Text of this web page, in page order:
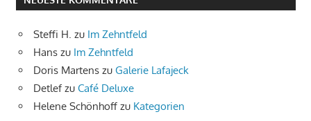
Steffi H. zu Im Zehntfeld
Hans zu Im Zehntfeld
Doris Martens zu Galerie Lafajeck
Detlefzu Café Deluxe
Helene Schönhoff zu Kategorien